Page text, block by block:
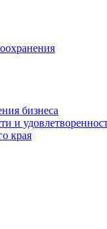
бизнеса
и
края